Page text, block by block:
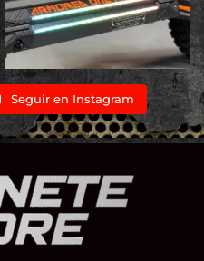
Seguir en Instagram